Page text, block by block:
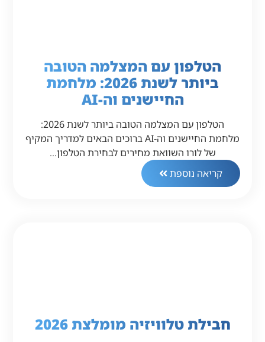
הטלפון עם המצלמה הטובה
ביותר לשנת 2026: מלחמת
החיישנים וה-AI
הטלפון עם המצלמה הטובה ביותר לשנת 2026:
מלחמת החיישנים וה-AI ברוכים הבאים למדריך המקיף
של לורו השוואת מחירים לבחירת הטלפון…
קריאה נוספת
חבילת טלוויזיה מומלצת 2026